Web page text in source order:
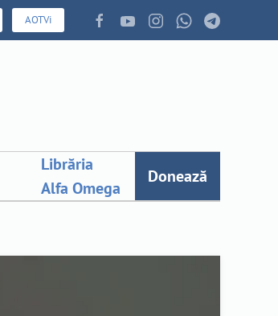
AOTVi
Librăria
Alfa Omega
Donează